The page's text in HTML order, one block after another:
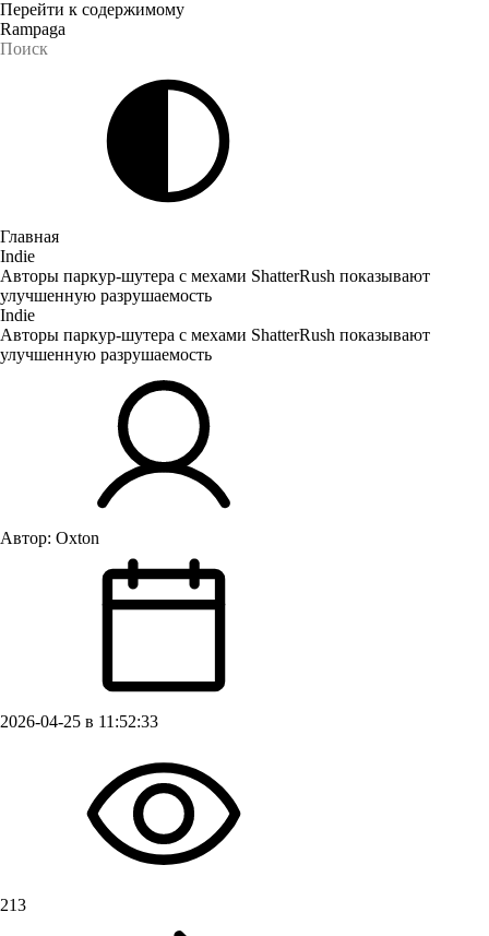
Перейти к содержимому
Rampaga
Главная
Indie
Авторы паркур-шутера с мехами ShatterRush показывают
улучшенную разрушаемость
Indie
Авторы паркур-шутера с мехами ShatterRush показывают
улучшенную разрушаемость
Автор: Oxton
2026-04-25 в 11:52:33
213